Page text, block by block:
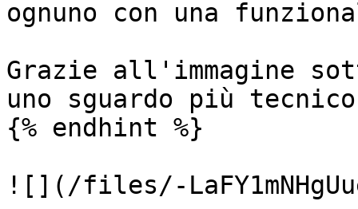
ognuno con una
Grazie all'immagine
uno sguardo più
{% endhint %}
![](/files/-